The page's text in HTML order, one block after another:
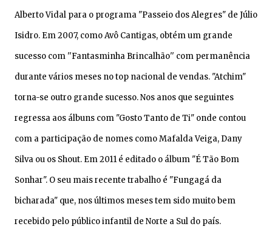
Alberto Vidal para o programa "Passeio dos Alegres" de Júlio
Isidro. Em 2007, como Avô Cantigas, obtém um grande
sucesso com ''Fantasminha Brincalhão'' com permanência
durante vários meses no top nacional de vendas. "Atchim"
torna-se outro grande sucesso. Nos anos que seguintes
regressa aos álbuns com "Gosto Tanto de Ti" onde contou
com a participação de nomes como Mafalda Veiga, Dany
Silva ou os Shout. Em 2011 é editado o álbum "É Tão Bom
Sonhar". O seu mais recente trabalho é "Fungagá da
bicharada" que, nos últimos meses tem sido muito bem
recebido pelo público infantil de Norte a Sul do país.